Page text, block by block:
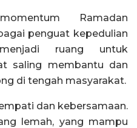
Ramadan
penguat kepedulian
ruang untuk
saling membantu dan
di tengah masyarakat.
dan kebersamaan.
lemah, yang mampu